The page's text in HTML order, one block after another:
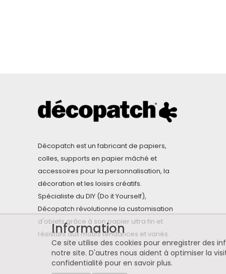
Décopatch est un fabricant de papiers,
colles, supports en papier mâché et
accessoires pour la personnalisation, la
décoration et les loisirs créatifs.
Spécialiste du DIY (Do it Yourself),
Décopatch révolutionne la customisation
d'objets grâce à son papier ultra fin et
résistant aux motifs tendances et variés.
Information
Ce site utilise des cookies pour enregistrer des
notre site. D'autres nous aident à optimiser la
confidentialité pour en savoir plus.